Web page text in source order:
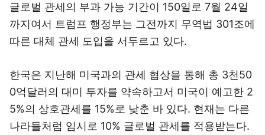
글로벌 관세의 부과 가능 기간이 150일로 7월 24일
까지여서 트럼프 행정부는 그전까지 무역법 301조에
따른 대체 관세 도입을 서두르고 있다.
한국은 지난해 미국과의 관세 협상을 통해 총 3천50
0억달러의 대미 투자를 약속하고서 미국이 예고한 2
5%의 상호관세를 15%로 낮춘 바 있다. 현재는 다른
나라들처럼 임시로 10% 글로벌 관세를 적용받는다.